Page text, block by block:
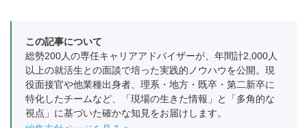
この記事について
総勢200人の専任キャリアアドバイザーが、年間計2,000人
以上の就活生との面談で培った実践的ノウハウを公開。現
役面接官や他業種出身者、理系・地方・既卒・第二新卒に
特化したチームなど、「現場の生きた情報」と「多角的な
視点」に基づいた確かな知見をお届けします。